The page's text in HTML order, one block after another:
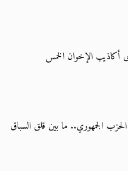
الإخوان الخمس
الجمهوري.. ما بين قلق السباق